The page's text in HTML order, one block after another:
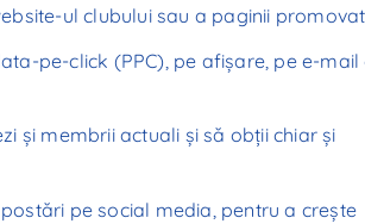
ul clubului sau a paginii
pe-click (PPC), pe afișare, pe e-mail
și membrii actuali și să obții chiar și
pe social media, pentru a crește